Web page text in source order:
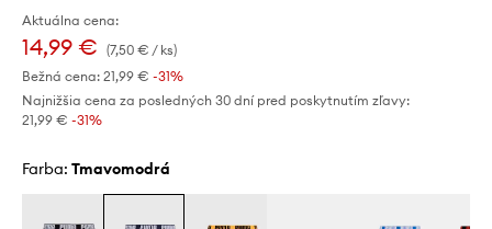
Aktuálna cena:
14,99 € (7,50 € / ks)
Bežná cena: 21,99 € -31%
Najnižšia cena za posledných 30 dní pred poskytnutím zľavy:
21,99 € -31%
Farba: tmavomodrá